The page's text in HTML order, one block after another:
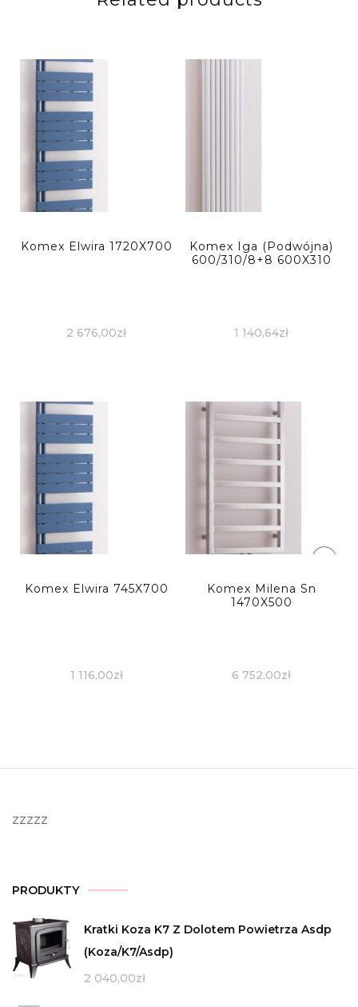
Komex Elwira 1720X700
2 676,00zł
Komex Iga (Podwójna)
600/310/8+8 600X310
1 140,64zł
Komex Elwira 745X700
1 116,00zł
Komex Milena Sn
1470X500
6 752,00zł
zzzzz
PRODUKTY
Kratki Koza K7 Z Dolotem Powietrza Asdp
(Koza/K7/Asdp)
2 040,00zł